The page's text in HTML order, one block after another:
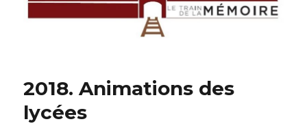
2018. Animations des
lycées